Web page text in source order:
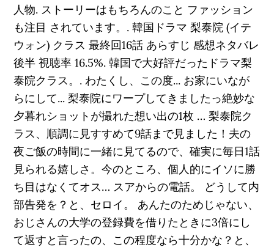
人物. ストーリーはもちろんのこと ファッション
も注目 されています。. 韓国ドラマ 梨泰院 (イテ
ウォン) クラス 最終回16話 あらすじ 感想ネタバレ
後半 視聴率 16.5%. 韓国で大好評だったドラマ梨
泰院クラス。. わたくし、この度... お家にいなが
らにして... 梨泰院にワープしてきましたっ絶妙な
夕暮れショットが撮れた想い出の1枚 … 梨泰院ク
ラス、順調に見すすめて9話まで見ました！夫の
夜ご飯の時間に一緒に見てるので、確実に毎日1話
見られる嬉しさ。今のところ、個人的にイソに勝
ち目はなくてオス… スアからの電話。 どうして内
部告発を？と、セロイ。 あんたのためじゃない、
おじさんの大学の登録費を借りたときに3倍にし
て返すと言ったの、この程度なら十分かな？と、